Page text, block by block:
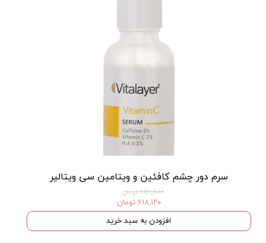
سرم دور چشم کافئین و ویتامین سی ویتالیر
۶۸۶,۸۰۰ تومان
۶۱۸,۱۲۰ تومان
افزودن به سبد خرید